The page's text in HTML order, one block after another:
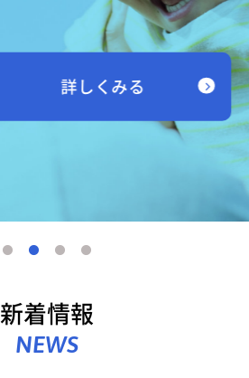
詳しくみる
新着情報
NEWS